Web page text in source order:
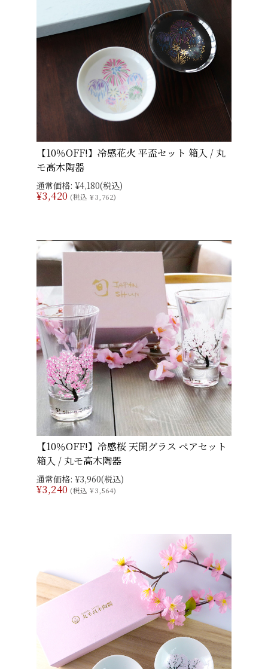
【10％OFF!】冷感花火 平盃セット 箱入 / 丸
モ高木陶器
通常価格: ¥4,180(税込)
¥3,420 (税込 ¥3,762)
【10％OFF!】冷感桜 天開グラス ぺアセット
箱入 / 丸モ高木陶器
通常価格: ¥3,960(税込)
¥3,240 (税込 ¥3,564)